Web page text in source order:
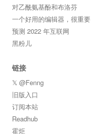
对乙酰氨基酚和布洛芬
一个好用的编辑器，很重要
预测 2022 年互联网
黑粉儿
链接
𝕏 @Fenng
旧版入口
订阅本站
Readhub
霍炬